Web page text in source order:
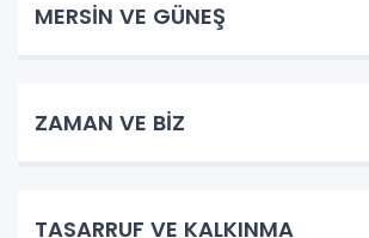
MERSİN VE GÜNEŞ
ZAMAN VE BİZ
TASARRUF VE KALKINMA